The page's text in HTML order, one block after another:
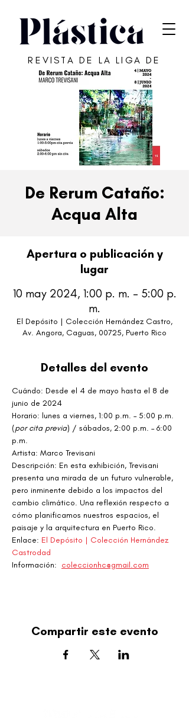
REVISTA DE LA LIGA DE
ARTE DE SAN JUAN
De Rerum Cataño:
Acqua Alta
Apertura o publicación y
lugar
10 may 2024, 1:00 p. m. – 5:00 p.
m.
El Depósito | Colección Hernández Castro,
Av. Angora, Caguas, 00725, Puerto Rico
Detalles del evento
Cuándo: Desde el 4 de mayo hasta el 8 de
junio de 2024
Horario: lunes a viernes, 1:00 p.m. – 5:00 p.m.
(por cita previa) / sábados, 2:00 p.m. – 6:00
p.m.
Artista: Marco Trevisani
Descripción: En esta exhibición, Trevisani
presenta una mirada de un futuro vulnerable,
pero inminente debido a los impactos del
cambio climático. Una reflexión respecto a
cómo planificamos nuestros espacios, el
paisaje y la arquitectura en Puerto Rico.
Enlace: El Depósito | Colección Hernández
Castrodad
Información: coleccionhc@gmail.com
Compartir este evento